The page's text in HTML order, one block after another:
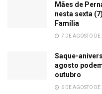
Mães de
nesta sexta
Família
7 DE AGOSTO
Saque-
agosto
outubro
6 DE AGOSTO